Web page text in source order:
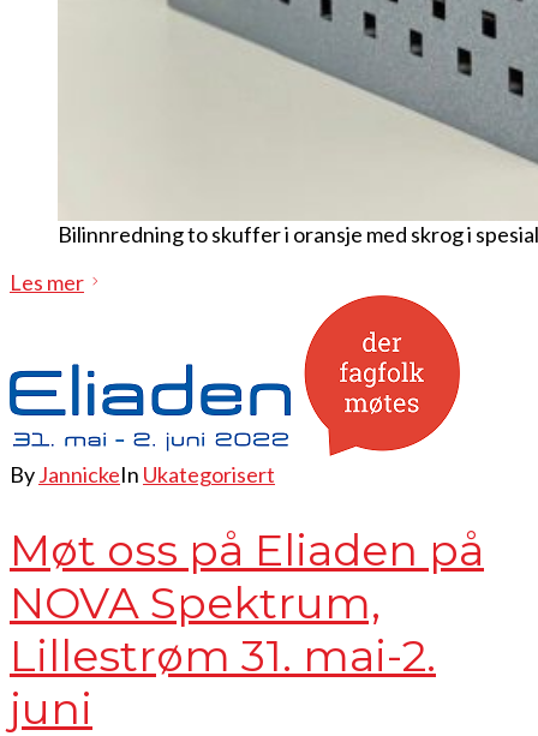
Bilinnredning to skuffer i oransje med skrog i
Les mer
ByJannickeIn Ukategorisert
Møt oss på Eliaden på
NOVA Spektrum,
Lillestrøm 31. mai-2.
juni